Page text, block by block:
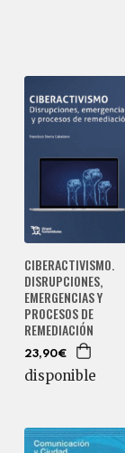
CIBERACTIVISMO.
DISRUPCIONES,
EMERGENCIAS Y
PROCESOS DE
REMEDIACIÓN
23,90€
disponible